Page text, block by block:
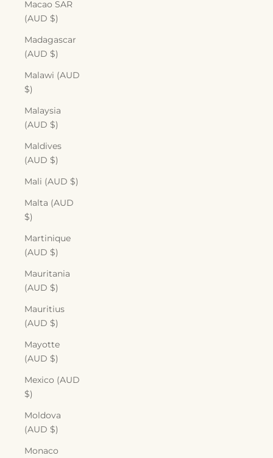
Macao SAR
(AUD $)
Madagascar
(AUD $)
Malawi (AUD
$)
Malaysia
(AUD $)
Maldives
(AUD $)
Mali (AUD $)
Malta (AUD
$)
Martinique
(AUD $)
Mauritania
(AUD $)
Mauritius
(AUD $)
Mayotte
(AUD $)
Mexico (AUD
$)
Moldova
(AUD $)
Monaco